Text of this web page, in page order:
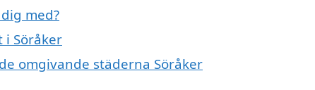
med?
Söråker
omgivande städerna Söråker